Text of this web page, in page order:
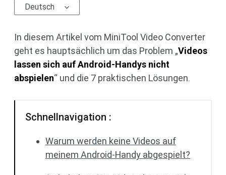
Deutsch
In diesem Artikel vom MiniTool Video Converter
geht es hauptsächlich um das Problem „Videos
lassen sich auf Android-Handys nicht
abspielen“ und die 7 praktischen Lösungen.
Schnellnavigation :
Warum werden keine Videos auf
meinem Android-Handy abgespielt?